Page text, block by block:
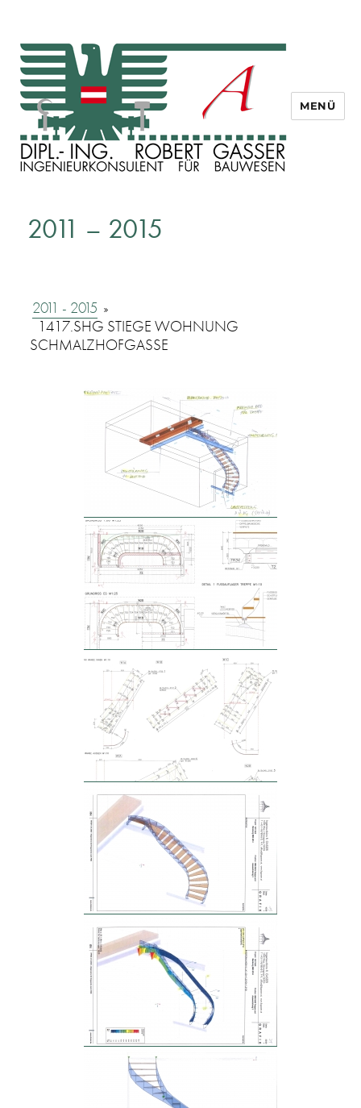
MENÜ
2011 – 2015
2011 - 2015 »
1417.SHG STIEGE WOHNUNG
SCHMALZHOFGASSE